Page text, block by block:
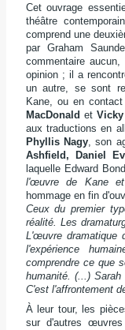
Cet ouvrage
théâtre
comprend une
par Graham
commentaire
opinion ; il a
un autre, se sont
Kane, ou en
MacDonald et
aux traductions en
Phyllis Nagy, son
Ashfield, Daniel
laquelle Edward
l'œuvre de Kane
hommage en fin
Ceux du premier
réalité. Les
L'œuvre dramatique
l'expérience
comprendre ce que
humanité. (...) Sarah
C'est l'affrontement
À leur tour, les
sur d'autres